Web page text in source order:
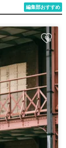
編集部おすすめ